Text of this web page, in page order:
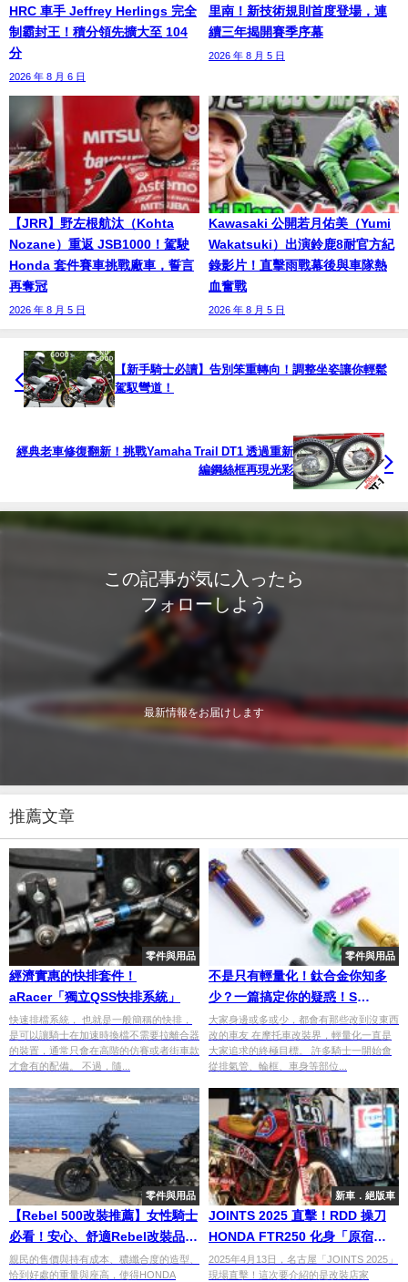
HRC 車手 Jeffrey Herlings 完全
制霸封王！積分領先擴大至 104
分
2026 年 8 月 6 日
里南！新技術規則首度登場，連
續三年揭開賽季序幕
2026 年 8 月 5 日
【JRR】野左根航汰（Kohta
Nozane）重返 JSB1000！駕駛
Honda 套件賽車挑戰廠車，誓言
再奪冠
2026 年 8 月 5 日
Kawasaki 公開若月佑美（Yumi
Wakatsuki）出演鈴鹿8耐官方紀
錄影片！直擊雨戰幕後與車隊熱
血奮戰
2026 年 8 月 5 日
【新手騎士必讀】告別笨重轉向！調整坐姿讓你輕鬆
駕馭彎道！
經典老車修復翻新！挑戰Yamaha Trail DT1 透過重新
編鋼絲框再現光彩
この記事が気に入ったら
フォローしよう
最新情報をお届けします
推薦文章
零件與用品
經濟實惠的快排套件！
aRacer「獨立QSS快排系統」
快速排檔系統， 也就是一般簡稱的快排，
是可以讓騎士在加速時換檔不需要拉離合器
的裝置，通常只會在高階的仿賽或者街車款
才會有的配備。 不過，隨...
零件與用品
不是只有輕量化！鈦合金你知多
少？一篇搞定你的疑惑！S
PARTS 鈦合金螺絲推薦
大家身邊或多或少，都會有那些改到沒東西
改的車友 在摩托車改裝界，輕量化一直是
大家追求的終極目標。 許多騎士一開始會
從排氣管、輪框、車身等部位...
零件與用品
【Rebel 500改裝推薦】女性騎士
必看！安心、舒適Rebel改裝品精
選
親民的售價與持有成本、穠纖合度的造型、
恰到好處的重量與座高，使得HONDA
新車．絕版車
JOINTS 2025 直擊！RDD 操刀
HONDA FTR250 化身「原宿
POP」風格「POP-2」Tracker
2025年4月13日，名古屋「JOINTS 2025」
現場直擊！這次要介紹的是改裝店家